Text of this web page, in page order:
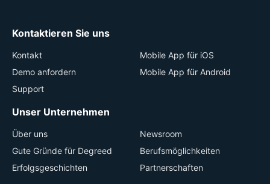
Kontaktieren Sie uns
Kontakt
Demo anfordern
Support
Mobile App für iOS
Mobile App für Android
Unser Unternehmen
Über uns
Gute Gründe für Degreed
Erfolgsgeschichten
Newsroom
Berufsmöglichkeiten
Partnerschaften